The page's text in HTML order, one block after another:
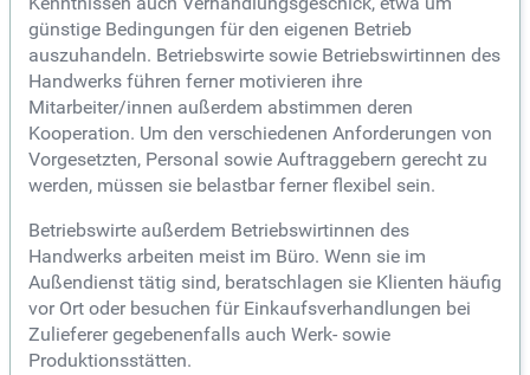
günstige Bedingungen für den eigenen Betrieb
auszuhandeln. Betriebswirte sowie Betriebswirtinnen des
Handwerks führen ferner motivieren ihre
Mitarbeiter/innen außerdem abstimmen deren
Kooperation. Um den verschiedenen Anforderungen von
Vorgesetzten, Personal sowie Auftraggebern gerecht zu
werden, müssen sie belastbar ferner flexibel sein.
Betriebswirte außerdem Betriebswirtinnen des
Handwerks arbeiten meist im Büro. Wenn sie im
Außendienst tätig sind, beratschlagen sie Klienten häufig
vor Ort oder besuchen für Einkaufsverhandlungen bei
Zulieferer gegebenenfalls auch Werk- sowie
Produktionsstätten.